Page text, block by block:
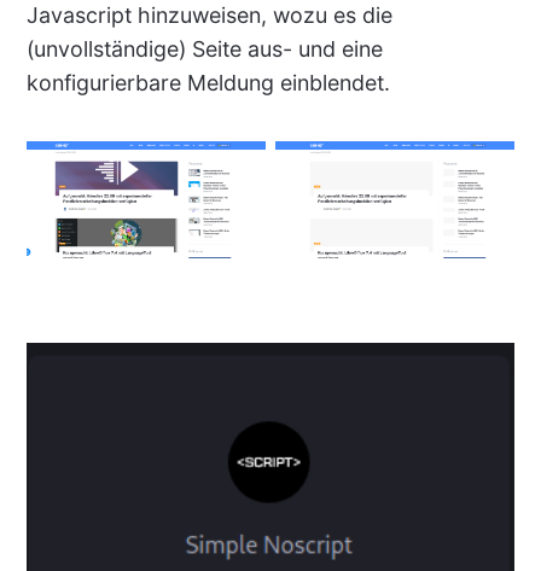
Javascript hinzuweisen, wozu es die
(unvollständige) Seite aus- und eine
konfigurierbare Meldung einblendet.